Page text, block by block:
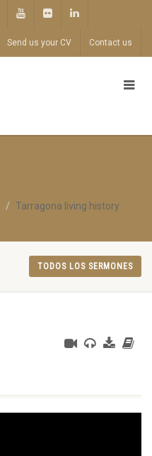
Send us your CV Contact us
Tarragona living history
TODOS LOS SERMONES